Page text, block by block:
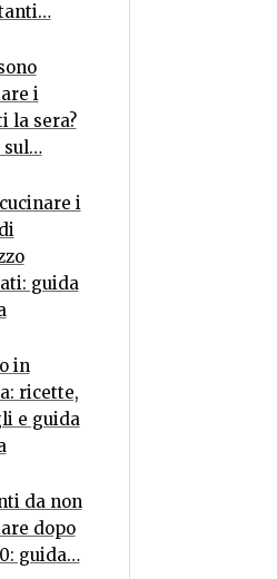
i
la sera?
sul…
i
guida
in
ricette,
e guida
da non
dopo
guida…